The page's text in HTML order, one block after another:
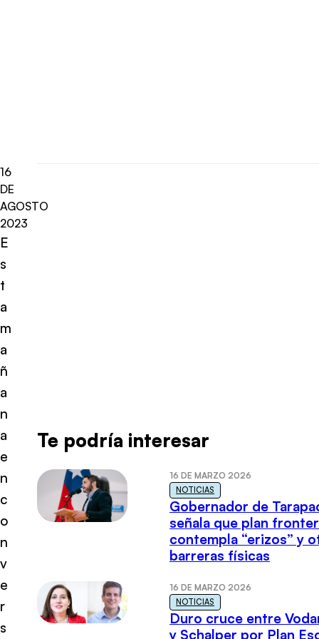
16
DE
AGOSTO
2023
E
s
t
a
m
a
ñ
a
n
a
e
n
c
o
n
v
e
r
s
Te podría interesar
16 DE MARZO 2026
NOTICIAS
Gobernador de
señala que plan
contempla “erizos” y
barreras físicas
16 DE MARZO 2026
NOTICIAS
Duro cruce entre
y Schalper por Plan